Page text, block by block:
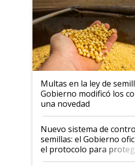
Multas en la ley de
Gobierno modificó los
una novedad
Nuevo sistema de
semillas: el Gobierno
el protocolo para
propiedad intelectual